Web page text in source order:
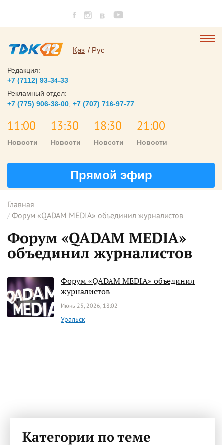
Қаз Рус
Редакция:
+7 (7112) 93-34-33
Рекламный отдел:
+7 (775) 906-38-00 +7 (707) 716-97-77
11:00
Новости
13:30
Новости
18:30
Новости
21:00
Новости
Прямой эфир
Главная
Форум «QADAM MEDIA» объединил журналистов
Форум «QADAM MEDIA»
объединил журналистов
Форум «QADAM MEDIA» объединил
журналистов
Июнь 25, 2026, 18:02
Уральск
Категории по теме